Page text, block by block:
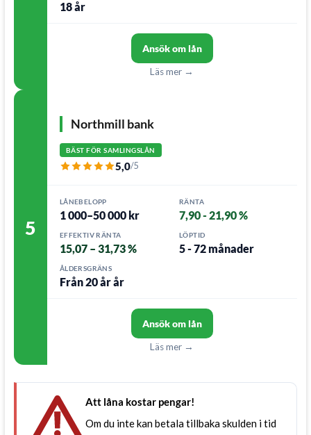
18 år
Ansök om lån
Läs mer →
5
Northmill bank
BÄST FÖR SAMLINGSLÅN
5,0/5
LÅNEBELOPP
1 000–50 000 kr
RÄNTA
7,90 - 21,90 %
EFFEKTIV RÄNTA
15,07 – 31,73 %
LÖPTID
5 - 72 månader
ÅLDERSGRÄNS
Från 20 år år
Ansök om lån
Läs mer →
Att låna kostar pengar!
Om du inte kan betala tillbaka skulden i tid